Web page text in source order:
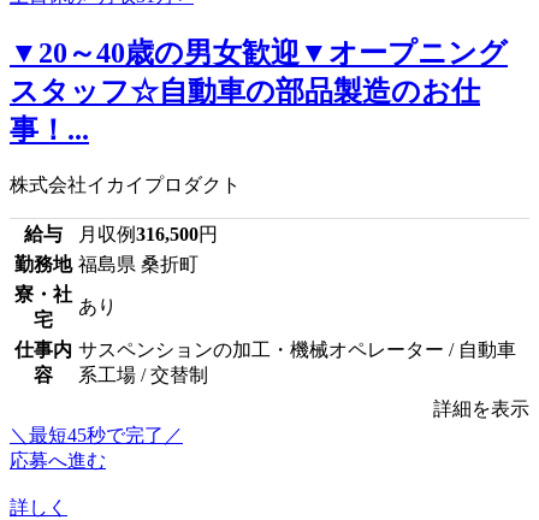
▼20～40歳の男女歓迎▼オープニング
スタッフ☆自動車の部品製造のお仕
事！...
株式会社イカイプロダクト
給与 月収例316,500円
勤務地 福島県 桑折町
寮・社
宅
あり
仕事内
容
サスペンションの加工・機械オペレーター / 自動車
系工場 / 交替制
詳細を表示
＼最短45秒で完了／
応募へ進む
詳しく